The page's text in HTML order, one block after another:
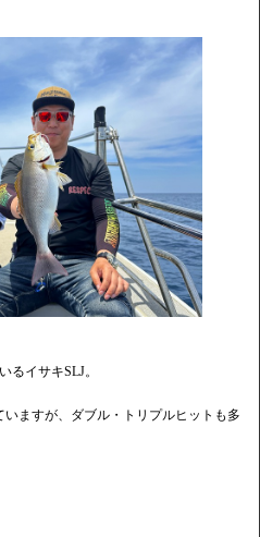
るイサキSLJ。
ますが、ダブル・トリプルヒットも多